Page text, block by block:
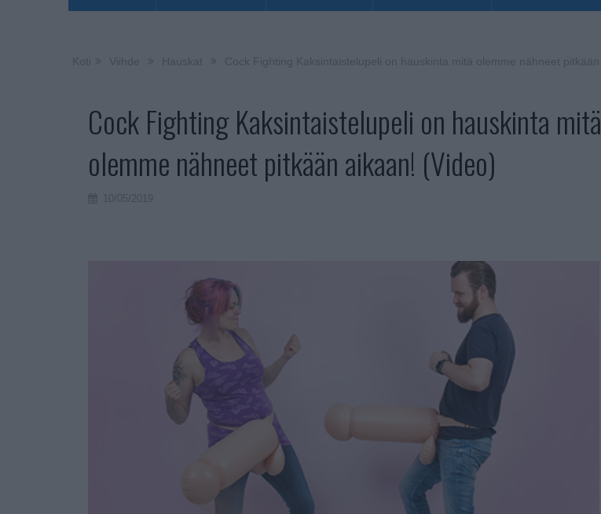
Cock Fighting Kaksintaistelupeli on hauskinta mitä
olemme nähneet pitkään aikaan! (Video)